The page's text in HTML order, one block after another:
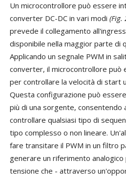
Un microcontrollore può essere
converter DC-DC in vari modi (Fig.
prevede il collegamento
disponibile nella maggior parte di
Applicando un segnale PWM in
converter, il microcontrollore può
per controllare la velocità di start
Questa configurazione può
più di una sorgente, consentendo
controllare qualsiasi tipo di
tipo complesso o non lineare.
fare transitare il PWM in un filtro
generare un riferimento
tensione che - attraverso